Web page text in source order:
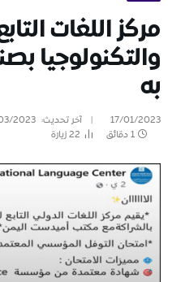
مركز اللغات
والتكنولوجيا
به
17/01/2023 آخر تحديث: 2023
1 دقائق
22زيارة